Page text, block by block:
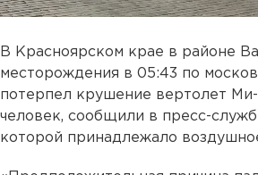
В Красноярском крае в районе
месторождения в 05:43 по
потерпел крушение вертолет Ми-
человек, сообщили в пресс-
которой принадлежало